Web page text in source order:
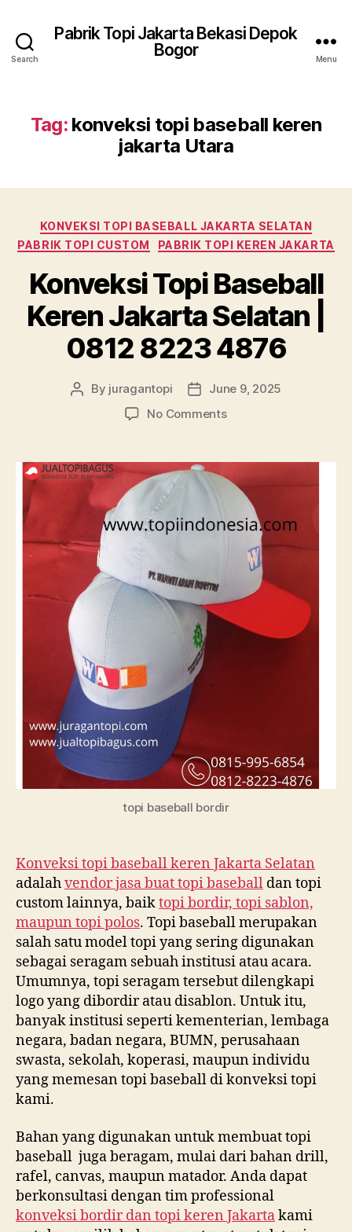
Search
Pabrik Topi Jakarta Bekasi Depok
Bogor
Menu
Tag: konveksi topi baseball keren
jakarta Utara
Categories
KONVEKSI TOPI BASEBALL JAKARTA SELATAN
PABRIK TOPI CUSTOM
PABRIK TOPI KEREN JAKARTA
Konveksi Topi Baseball
Keren Jakarta Selatan |
0812 8223 4876
Post
By juragantopi
Post
date
June 9, 2025
No Commentson
Baseball
Keren
Jakarta
Selatan
|
0812
8223
topi baseball bordir
Konveksi topi baseball keren Jakarta Selatan
adalahvendor jasa buat topi baseball dan topi
custom lainnya, baiktopi bordir, topi sablon,
maupun topi polos. Topi baseball merupakan
salah satu model topi yang sering digunakan
sebagai seragam sebuah institusi atau acara.
Umumnya, topi seragam tersebut dilengkapi
logo yang dibordir atau disablon. Untuk itu,
banyak institusi seperti kementerian, lembaga
negara, badan negara, BUMN, perusahaan
swasta, sekolah, koperasi, maupun individu
yang memesan topi baseball di konveksi topi
kami.
Bahan yang digunakan untuk membuat topi
baseball juga beragam, mulai dari bahan drill,
rafel, canvas, maupun matador. Anda dapat
berkonsultasi dengan tim professional
konveksi bordir dan topi keren Jakartakami